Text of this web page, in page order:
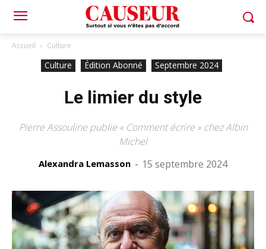
Accueil Culture
Culture Édition Abonné Septembre 2024
Le limier du style
Pierre Assouline publie « Comment écrire » chez Albin
Michel
Alexandra Lemasson - 15 septembre 2024